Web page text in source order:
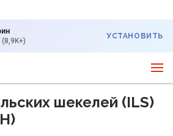
(8,9K+)
УСТАНОВИТЬ
шекелей (ILS)